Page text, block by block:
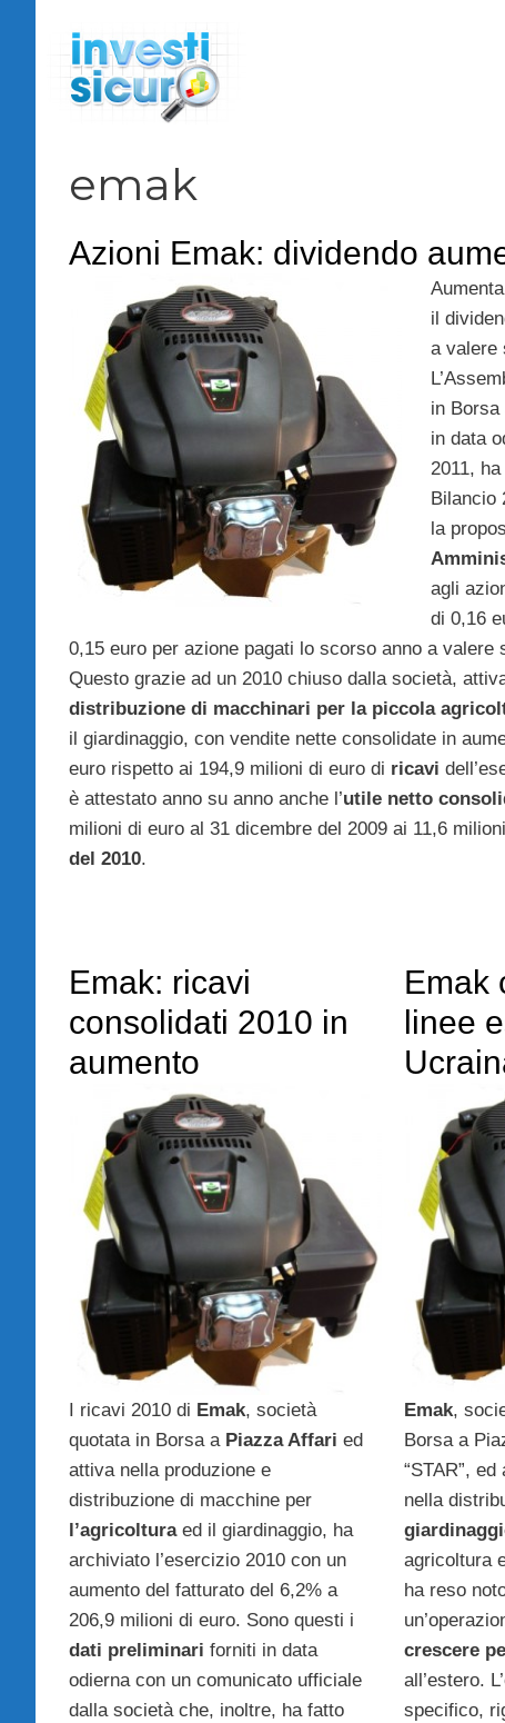
contenuto
emak
Azioni Emak: dividendo
il
a valere
in Borsa
in data
2011,
Bilancio
la
agli
di 0,16
0,15 euro per azione pagati lo scorso anno a valere
Questo grazie ad un 2010 chiuso dalla società,
distribuzione di macchinari per la piccola
il giardinaggio, con vendite nette consolidate in
euro rispetto ai 194,9 milioni di euro di ricavi
è attestato anno su anno anche l’utile netto
milioni di euro al 31 dicembre del 2009 ai 11,6
del 2010.
Emak: ricavi
consolidati 2010 in
aumento
I ricavi 2010 di Emak, società
quotata in Borsa a Piazza Affari ed
attiva nella produzione e
distribuzione di macchine per
l’agricolturaed il giardinaggio, ha
archiviato l’esercizio 2010 con un
aumento del fatturato del 6,2% a
206,9 milioni di euro. Sono questi i
dati preliminari forniti in data
odierna con un comunicato ufficiale
dalla società che, inoltre, ha fatto
Emak
linee
Emak,
Borsa a
“STAR”,
nella
agricoltura
ha reso
crescere
all’estero.
specifico,